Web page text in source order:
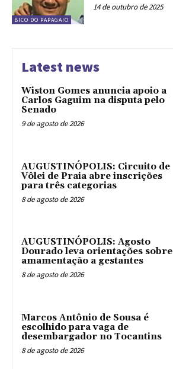
BICO DO PAPAGAIO
14 de outubro de 2025
Latest news
Wiston Gomes anuncia apoio a
Carlos Gaguim na disputa pelo
Senado
9 de agosto de 2026
AUGUSTINÓPOLIS: Circuito de
Vôlei de Praia abre inscrições
para três categorias
8 de agosto de 2026
AUGUSTINÓPOLIS: Agosto
Dourado leva orientações sobre
amamentação a gestantes
8 de agosto de 2026
Marcos Antônio de Sousa é
escolhido para vaga de
desembargador no Tocantins
8 de agosto de 2026